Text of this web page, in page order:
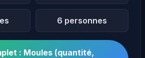
6 personnes
: Moules (quantité,